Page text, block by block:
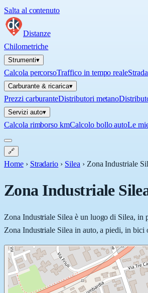
Salta al contenuto
Distanze
Chilometriche
Strumenti▾
Calcola percorsoTraffico in tempo reale
Carburante & ricarica▾
Prezzi carburanteDistributori metano
Servizi auto▾
Calcola rimborso kmCalcolo bollo autoLe
🔗
Home › Stradario › Silea › Zona Industriale
Zona Industriale
Zona Industriale Silea è un luogo di Silea,
Zona Industriale Silea in auto, a piedi, in